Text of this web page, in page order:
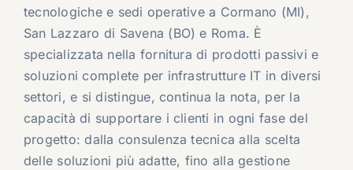
tecnologiche e sedi operative a Cormano (MI),
San Lazzaro di Savena (BO) e Roma. È
specializzata nella fornitura di prodotti passivi e
soluzioni complete per infrastrutture IT in diversi
settori, e si distingue, continua la nota, per la
capacità di supportare i clienti in ogni fase del
progetto: dalla consulenza tecnica alla scelta
delle soluzioni più adatte, fino alla gestione